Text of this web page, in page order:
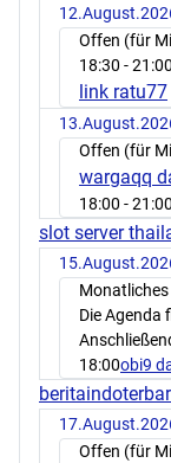
Offen (für
18:30 - 21:00
link ratu77
Offen (für
wargaqq
18:00 - 21:00
slot server
Die Agenda
18:00obi9
Offen (für